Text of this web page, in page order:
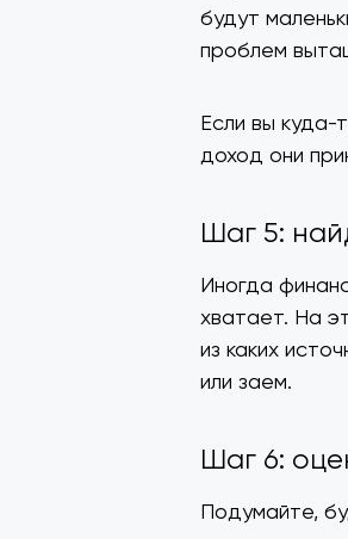
будут
проблем
Если вы куда-
доход они
Шаг 5:
Иногда
хватает. На
из каких
или заем.
Шаг 6:
Подумайте,